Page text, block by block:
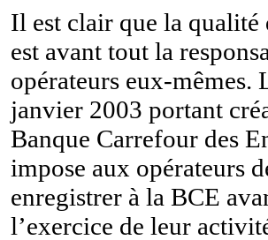
Il est clair que la qualité
est avant tout la
opérateurs eux-mêmes.
janvier 2003 portant
Banque Carrefour des
impose aux opérateurs
enregistrer à la BCE
l’exercice de leur